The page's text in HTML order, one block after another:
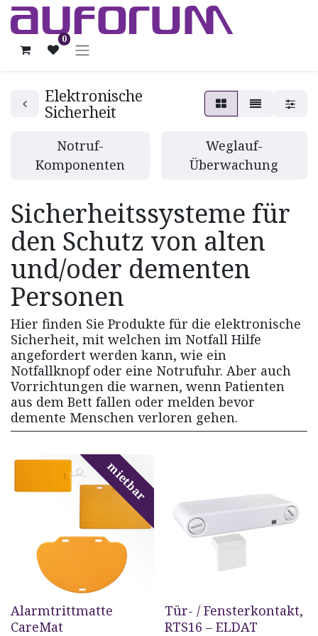
0
Elektronische
Sicherheit
Notruf-
Komponenten
Weglauf-
Überwachung
Sicherheitssysteme für
den Schutz von alten
und/oder dementen
Personen
Hier finden Sie Produkte für die elektronische
Sicherheit, mit welchen im Notfall Hilfe
angefordert werden kann, wie ein
Notfallknopf oder eine Notrufuhr. Aber auch
Vorrichtungen die warnen, wenn Patienten
aus dem Bett fallen oder melden bevor
demente Menschen verloren gehen.
mietbar
Alarmtrittmatte
CareMat
Tür- / Fensterkontakt,
RTS16 – ELDAT